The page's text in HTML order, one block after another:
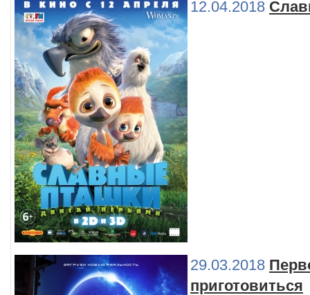
12.04.2018
29.03.2018
приготовиться